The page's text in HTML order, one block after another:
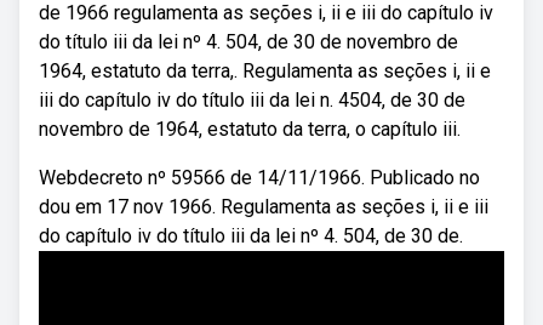
de 1966 regulamenta as seções i, ii e iii do capítulo iv
do título iii da lei nº 4. 504, de 30 de novembro de
1964, estatuto da terra,. Regulamenta as seções i, ii e
iii do capítulo iv do título iii da lei n. 4504, de 30 de
novembro de 1964, estatuto da terra, o capítulo iii.
Webdecreto nº 59566 de 14/11/1966. Publicado no
dou em 17 nov 1966. Regulamenta as seções i, ii e iii
do capítulo iv do título iii da lei nº 4. 504, de 30 de.